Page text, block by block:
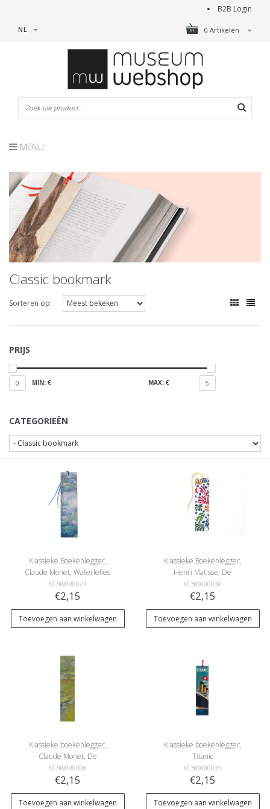
B2B Login
0 Artikelen
NL
MENU
Classic bookmark
Sorteren op:
PRIJS
0 MIN: € MAX: € 5
CATEGORIEËN
Klassieke Boekenlegger,
Claude Monet, Waterlelies
KCBW000024
€2,15
Toevoegen aan winkelwagen
Klassieke Boekenlegger,
Henri Matisse, De
papegaai en de
zeemeermin
KCBW000030
€2,15
Toevoegen aan winkelwagen
Klassieke boekenlegger,
Claude Monet, De
waterlelievijver
KCBW000006
€2,15
Toevoegen aan winkelwagen
Klassieke boekenlegger,
Titanic
KCBW000035
€2,15
Toevoegen aan winkelwagen